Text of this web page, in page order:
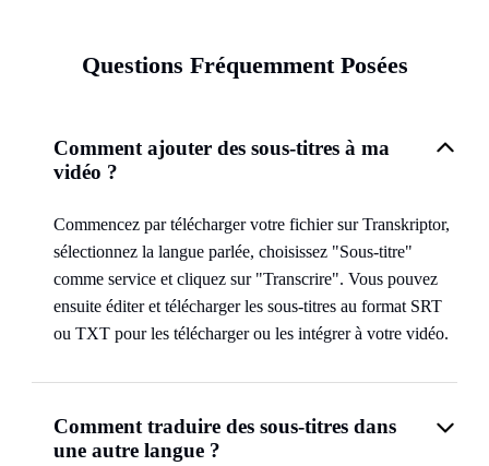
Questions Fréquemment Posées
Comment ajouter des sous-titres à ma
vidéo ?
Commencez par télécharger votre fichier sur Transkriptor,
sélectionnez la langue parlée, choisissez "Sous-titre"
comme service et cliquez sur "Transcrire". Vous pouvez
ensuite éditer et télécharger les sous-titres au format SRT
ou TXT pour les télécharger ou les intégrer à votre vidéo.
Comment traduire des sous-titres dans
une autre langue ?